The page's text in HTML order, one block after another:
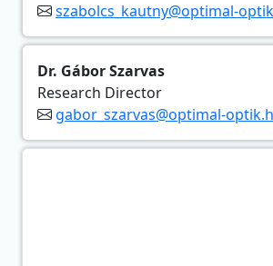
szabolcs_kautny@optimal-
Dr. Gábor Szarvas
Research Director
gabor_szarvas@optimal-